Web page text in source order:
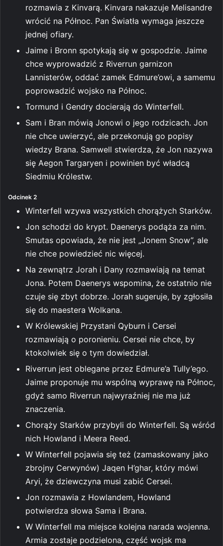
rozmawia z Kinvarą. Kinvara nakazuje Melisandre
wrócić na Północ. Pan Światła wymaga jeszcze
jednej ofiary.
Jaime i Bronn spotykają się w gospodzie. Jaime
chce wyprowadzić z Riverrun garnizon
Lannisterów, oddać zamek Edmure’owi, a samemu
poprowadzić wojsko na Północ.
Tormund i Gendry docierają do Winterfell.
Sam i Bran mówią Jonowi o jego rodzicach. Jon
nie chce uwierzyć, ale przekonują go popisy
wiedzy Brana. Samwell stwierdza, że Jon nazywa
się Aegon Targaryen i powinien być władcą
Siedmiu Królestw.
Odcinek 2
Winterfell wzywa wszystkich chorążych Starków.
Jon schodzi do krypt. Daenerys podąża za nim.
Smutas opowiada, że nie jest „Jonem Snow”, ale
nie chce powiedzieć nic więcej.
Na zewnątrz Jorah i Dany rozmawiają na temat
Jona. Potem Daenerys wspomina, że ostatnio nie
czuje się zbyt dobrze. Jorah sugeruje, by zgłosiła
się do maestera Wolkana.
W Królewskiej Przystani Qyburn i Cersei
rozmawiają o poronieniu. Cersei nie chce, by
ktokolwiek się o tym dowiedział.
Riverrun jest oblegane przez Edmure’a Tully’ego.
Jaime proponuje mu wspólną wyprawę na Północ,
gdyż samo Riverrun najwyraźniej nie ma już
znaczenia.
Chorąży Starków przybyli do Winterfell. Są wśród
nich Howland i Meera Reed.
W Winterfell pojawia się też (zamaskowany jako
zbrojny Cerwynów) Jaqen H’ghar, który mówi
Aryi, że dziewczyna musi zabić Cersei.
Jon rozmawia z Howlandem, Howland
potwierdza słowa Sama i Brana.
W Winterfell ma miejsce kolejna narada wojenna.
Armia zostaje podzielona, część wojsk ma